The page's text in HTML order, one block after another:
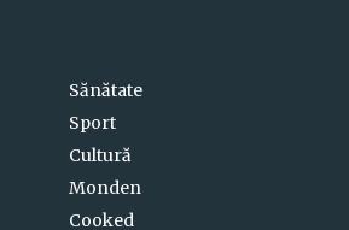
Sănătate
Sport
Cultură
Monden
Cooked